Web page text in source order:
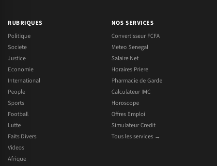
RUBRIQUES
Politique
Societe
Justice
Economie
International
People
Sports
Football
Lutte
Faits Divers
Videos
Afrique
NOS SERVICES
Convertisseur FCFA
Meteo Senegal
Salaire Net
Horaires Priere
Pharmacie de Garde
Calculateur IMC
Horoscope
Offres Emploi
Simulateur Credit
Tous les services →